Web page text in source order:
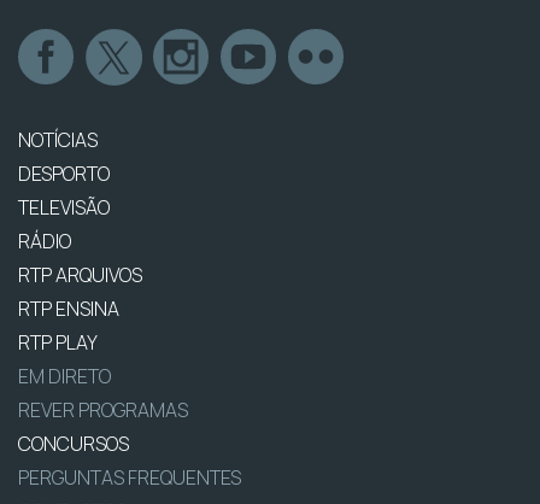
NOTÍCIAS
DESPORTO
TELEVISÃO
RÁDIO
RTP ARQUIVOS
RTP ENSINA
RTP PLAY
EM DIRETO
REVER PROGRAMAS
CONCURSOS
PERGUNTAS FREQUENTES